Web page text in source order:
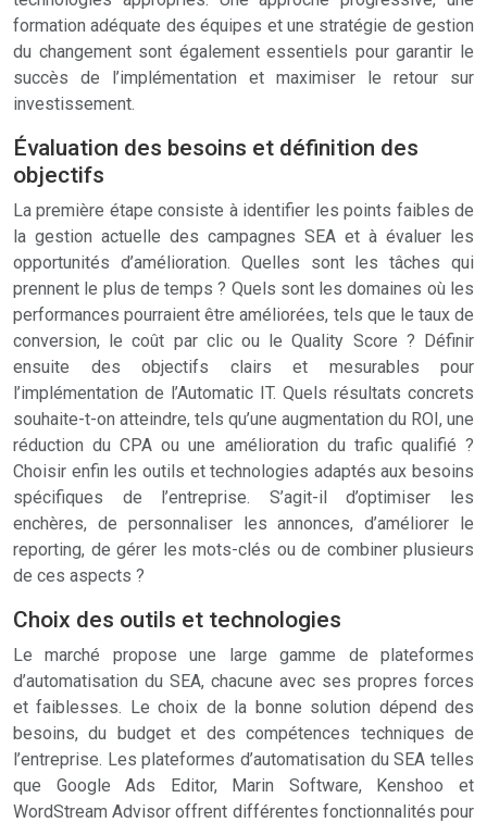
formation adéquate des équipes et une stratégie de gestion
du changement sont également essentiels pour garantir le
succès de l’implémentation et maximiser le retour sur
investissement.
Évaluation des besoins et définition des
objectifs
La première étape consiste à identifier les points faibles de
la gestion actuelle des campagnes SEA et à évaluer les
opportunités d’amélioration. Quelles sont les tâches qui
prennent le plus de temps ? Quels sont les domaines où les
performances pourraient être améliorées, tels que le taux de
conversion, le coût par clic ou le Quality Score ? Définir
ensuite des objectifs clairs et mesurables pour
l’implémentation de l’Automatic IT. Quels résultats concrets
souhaite-t-on atteindre, tels qu’une augmentation du ROI, une
réduction du CPA ou une amélioration du trafic qualifié ?
Choisir enfin les outils et technologies adaptés aux besoins
spécifiques de l’entreprise. S’agit-il d’optimiser les
enchères, de personnaliser les annonces, d’améliorer le
reporting, de gérer les mots-clés ou de combiner plusieurs
de ces aspects ?
Choix des outils et technologies
Le marché propose une large gamme de plateformes
d’automatisation du SEA, chacune avec ses propres forces
et faiblesses. Le choix de la bonne solution dépend des
besoins, du budget et des compétences techniques de
l’entreprise. Les plateformes d’automatisation du SEA telles
que Google Ads Editor, Marin Software, Kenshoo et
WordStream Advisor offrent différentes fonctionnalités pour